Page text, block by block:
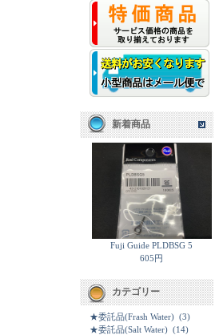
新着商品
Fuji Guide PLDBSG 5
605円
カテゴリー
★委託品(Frash Water) (3)
★委託品(Salt Water) (14)